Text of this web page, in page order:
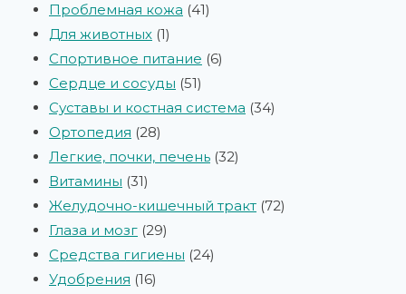
Проблемная кожа 41
Для животных 1
Спортивное питание 6
Сердце и сосуды 51
Суставы и костная система 34
Ортопедия 28
Легкие, почки, печень 32
Витамины 31
Желудочно-кишечный тракт 72
Глаза и мозг 29
Средства гигиены 24
Удобрения 16